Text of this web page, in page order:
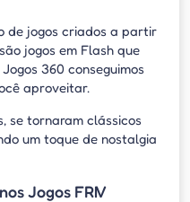
de jogos criados a partir
jogos em Flash que
360 conseguimos
aproveitar.
se tornaram clássicos
um toque de nostalgia
Jogos FRIV